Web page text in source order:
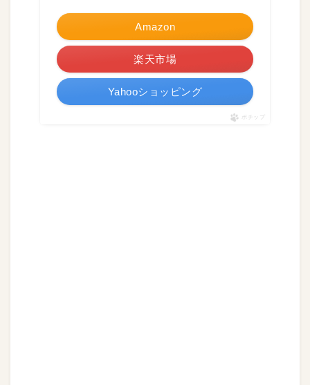
Amazon
楽天市場
Yahooショッピング
ポチップ